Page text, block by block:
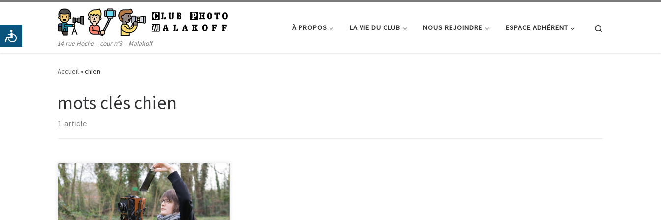
Passer au contenu
14 rue Hoche – cour n°3 – Malakoff
À PROPOS LA VIE DU CLUB NOUS REJOINDRE ESPACE ADHÉRENT
Accueil»chien
mots clés chien
1 article
Le mois dernier, les photos d’Alexandre et Susy ont
été plébiscitées par les membres du club. Bonjour
Alexandre, quelle est l’histoire de ta photo ?(cf
sélection du mois de septembre) « Cette photo a été
prise dans les rues de New York pendant mon voyage